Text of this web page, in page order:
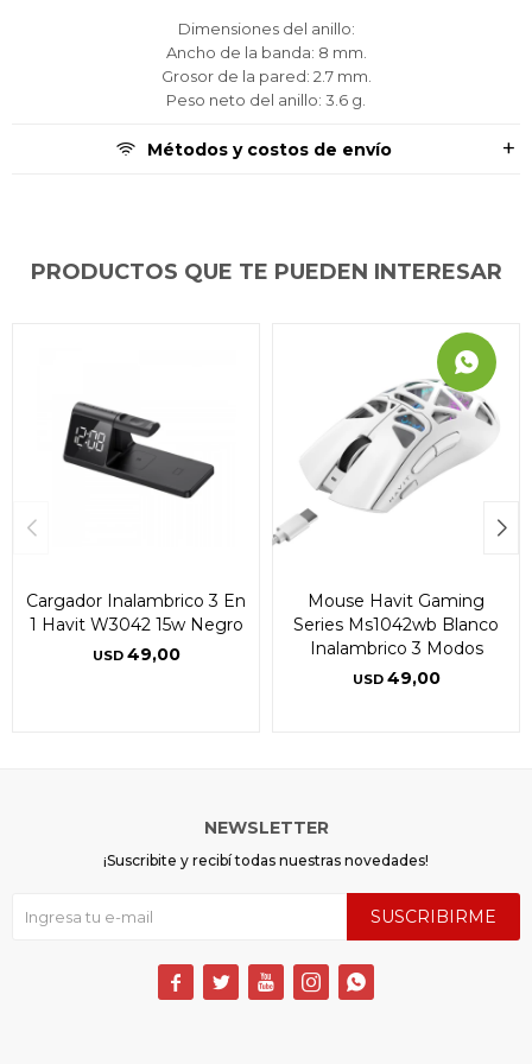
Dimensiones del anillo:
Ancho de la banda: 8 mm.
Grosor de la pared: 2.7 mm.
Peso neto del anillo: 3.6 g.
Métodos y costos de envío
PRODUCTOS QUE TE PUEDEN INTERESAR
Cargador Inalambrico 3 En
1 Havit W3042 15w Negro
USD 49,00
Mouse Havit Gaming
Series Ms1042wb Blanco
Inalambrico 3 Modos
USD 49,00
NEWSLETTER
¡Suscribite y recibí todas nuestras novedades!
SUSCRIBIRME
    